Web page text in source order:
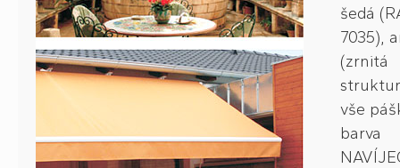
šedá
7035),
(zrnitá
vše
barva